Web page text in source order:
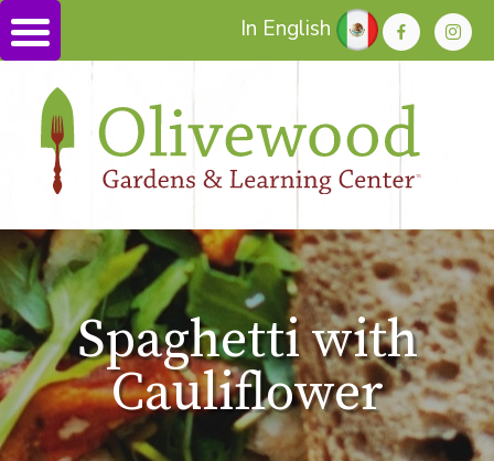
In English
Spaghetti with
Cauliflower